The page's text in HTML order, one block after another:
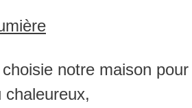
notre maison
chaleureux,